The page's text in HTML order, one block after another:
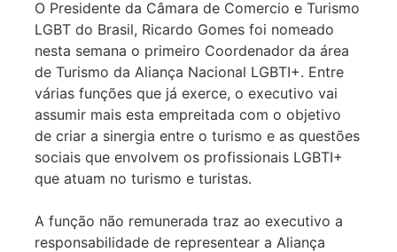
O Presidente da Câmara de Comercio e Turismo
LGBT do Brasil, Ricardo Gomes foi nomeado
nesta semana o primeiro Coordenador da área
de Turismo da Aliança Nacional LGBTI+. Entre
várias funções que já exerce, o executivo vai
assumir mais esta empreitada com o objetivo
de criar a sinergia entre o turismo e as questões
sociais que envolvem os profissionais LGBTI+
que atuam no turismo e turistas.
A função não remunerada traz ao executivo a
responsabilidade de representear a Aliança